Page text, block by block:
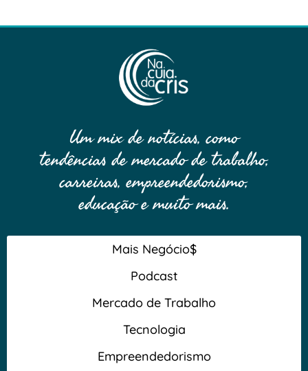
Um mix de notícias, como
tendências de mercado de trabalho,
carreiras, empreendedorismo,
educação e muito mais.
Mais Negócio$
Podcast
Mercado de Trabalho
Tecnologia
Empreendedorismo